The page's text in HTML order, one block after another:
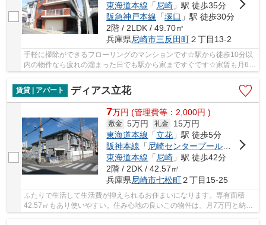
東海道本線 「尼崎 」駅 徒歩35分
阪急神戸本線 「塚口 」駅 徒歩30分
2階 / 2LDK / 49.70㎡
兵庫県尼崎市三反田町２丁目13-2
手軽に掃除ができるフローリングのマンションです☆駅から徒歩10分以
内の物件なら疲れの溜まった日でも駅から家まですぐです☆家賃も月6.5
賃貸 | アパート
ディアス立花
7万円 (管理費等：2,000円 )
敷金 5万円 礼金
15万円
東海道本線 「立花 」駅 徒歩5分
阪神本線 「尼崎センタープール前
」駅 徒
東海道本線 「尼崎 」駅 徒歩42分
2階 / 2DK / 42.57㎡
兵庫県尼崎市七松町２丁目15-25
ふたりで生活して生活費が抑えられるお住まいになります。専有面積
42.57㎡もあり使いやすい。住み心地の良いこの物件は、月7万円と納得